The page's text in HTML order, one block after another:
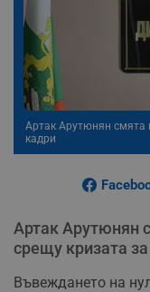
Артак Арутюнян смята
кадри
Артак Арутюнян
срещу кризата
Въвеждането на